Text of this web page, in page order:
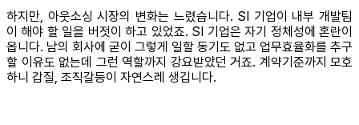
하지만, 아웃소싱 시장의 변화는 느렸습니다. SI 기업이 내부 개발팀
이 해야 할 일을 버젓이 하고 있었죠. SI 기업은 자기 정체성에 혼란이
옵니다. 남의 회사에 굳이 그렇게 일할 동기도 없고 업무효율화를 추구
할 이유도 없는데 그런 역할까지 강요받았던 거죠. 계약기준까지 모호
하니 갑질, 조직갈등이 자연스레 생깁니다.